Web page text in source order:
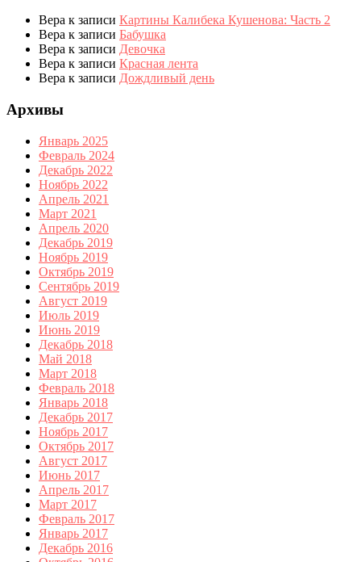
Вера к записи Картины Калибека Кушенова: Часть 2
Вера к записи Бабушка
Вера к записи Девочка
Вера к записи Красная лента
Вера к записи Дождливый день
Архивы
Январь 2025
Февраль 2024
Декабрь 2022
Ноябрь 2022
Апрель 2021
Март 2021
Апрель 2020
Декабрь 2019
Ноябрь 2019
Октябрь 2019
Сентябрь 2019
Август 2019
Июль 2019
Июнь 2019
Декабрь 2018
Май 2018
Март 2018
Февраль 2018
Январь 2018
Декабрь 2017
Ноябрь 2017
Октябрь 2017
Август 2017
Июнь 2017
Апрель 2017
Март 2017
Февраль 2017
Январь 2017
Декабрь 2016